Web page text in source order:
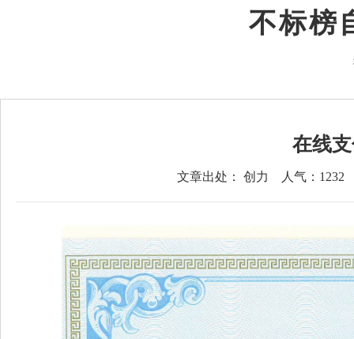
不标榜
在线
文章出处： 创力 人气： 1232